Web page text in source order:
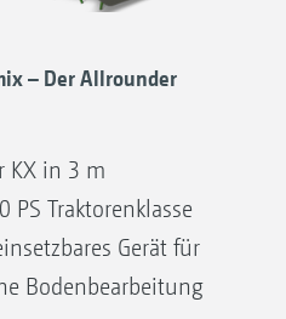
– Der Allrounder
KX in 3 m
Traktorenklasse
Gerät für
Bodenbearbeitung